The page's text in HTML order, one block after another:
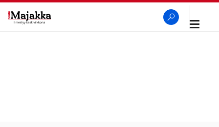
Avaa